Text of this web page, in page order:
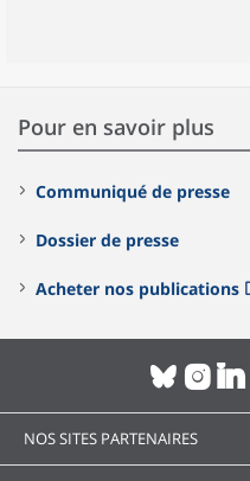
Pour en savoir plus
Communiqué de presse
Dossier de presse
Acheter nos publications
NOS SITES PARTENAIRES